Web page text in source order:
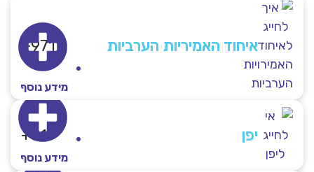
איחוד האמיריות הערביות 971+
מידע נוסף
יפן 81+
מידע נוסף